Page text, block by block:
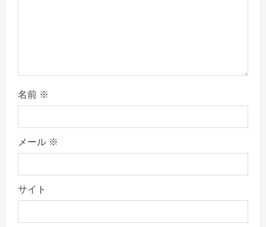
名前 ※
メール ※
サイト